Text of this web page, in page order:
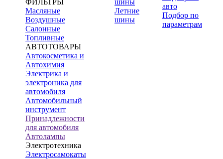
Масляные
Воздушные
Салонные
Топливные
АВТОТОВАРЫ
Автокосметика и
Автохимия
Электрика и
электроника для
автомобиля
Автомобильный
инструмент
Принадлежности
для автомобиля
Автолампы
Электротехника
Электросамокаты
Летние
шины
авто
Подбор по
параметрам